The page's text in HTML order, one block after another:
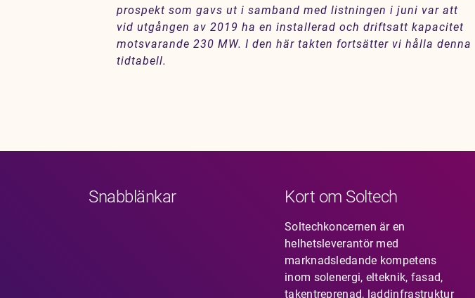
prospekt som gavs ut i samband med listningen i juni var att
vid utgången av 2019 ha en installerad och driftsatt kapacitet
motsvarande 230 MW. I den här takten fortsätter vi hålla denna
tidtabell.
Snabblänkar Kort om Soltech
Soltechkoncernen är en
helhetsleverantör med
marknadsledande kompetens
inom solenergi, elteknik, fasad,
takentreprenad, laddinfrastruktur